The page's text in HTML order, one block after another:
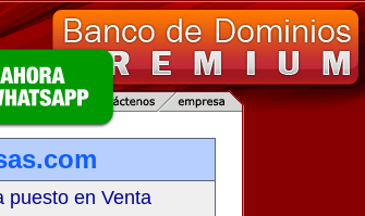
puesto en Venta